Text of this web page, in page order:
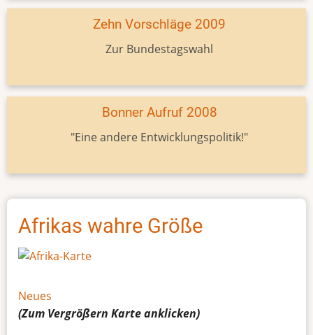
Zehn Vorschläge 2009
Zur Bundestagswahl
Bonner Aufruf 2008
"Eine andere Entwicklungspolitik!"
Afrikas wahre Größe
Neues
(Zum Vergrößern Karteanklicken)